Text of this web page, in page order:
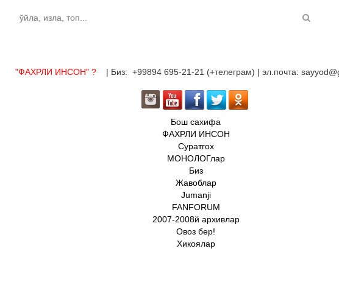
"ФАХРЛИ ИНСОН" ? | Биз: +99894 695-21-21 (+телеграм) | эл.почта:
Бош сахифа
ФАХРЛИ ИНСОН
Суратгох
МОНОЛОГлар
Биз
Жавоблар
Jumanji
FANFORUM
2007-2008й архивлар
Овоз бер!
Хикоялар